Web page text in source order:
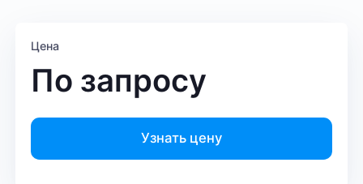
Цена
По запросу
Узнать цену